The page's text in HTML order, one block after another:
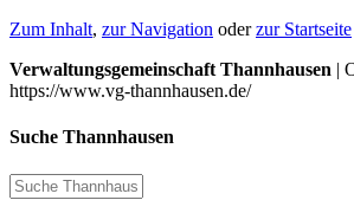
Zum Inhalt, zur Navigation oderzur Startseite
Verwaltungsgemeinschaft Thannhausen |
https://www.vg-thannhausen.de/
Suche Thannhausen